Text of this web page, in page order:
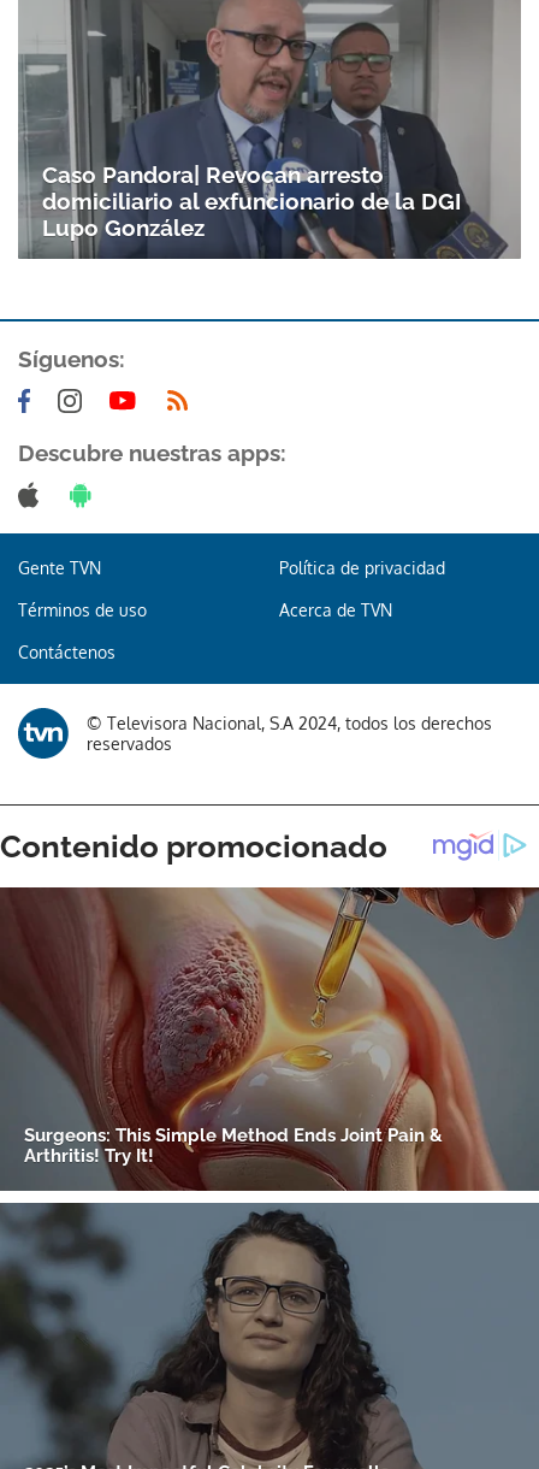
Gracias por suscribirte a nuestro boletín.
ACEPTAR
Caso Pandora| Revocan arresto
domiciliario al exfuncionario de la DGI
Lupo González
Síguenos:
Descubre nuestras apps:
Gente TVN Política de privacidad
Términos de uso Acerca de TVN
Contáctenos
© Televisora Nacional, S.A 2024, todos los derechos
reservados